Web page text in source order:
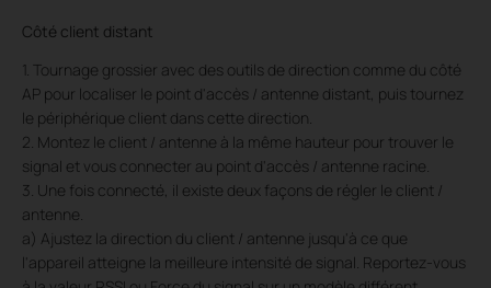
Côté client distant
1. Tournage grossier avec des outils de direction comme du côté
AP pour localiser le point d'accès / antenne distant, puis tournez
le périphérique client dans cette direction.
2. Montez le client / antenne à la même hauteur pour trouver le
signal et vous connecter au point d'accès / antenne racine.
3. Une fois connecté, il existe deux façons de régler le client /
antenne.
a) Ajustez la direction du client / antenne jusqu'à ce que
l'appareil atteigne la meilleure intensité de signal. Reportez-vous